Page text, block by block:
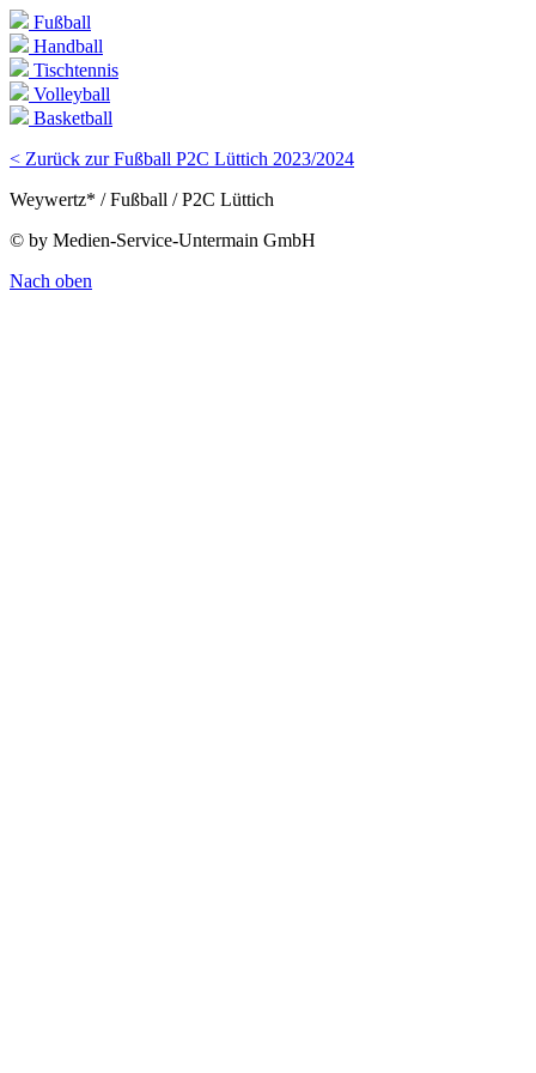
Fußball
Handball
Tischtennis
Volleyball
Basketball
< Zurück zur Fußball P2C Lüttich 2023/2024
Weywertz* / Fußball / P2C Lüttich
© by Medien-Service-Untermain GmbH
Nach oben